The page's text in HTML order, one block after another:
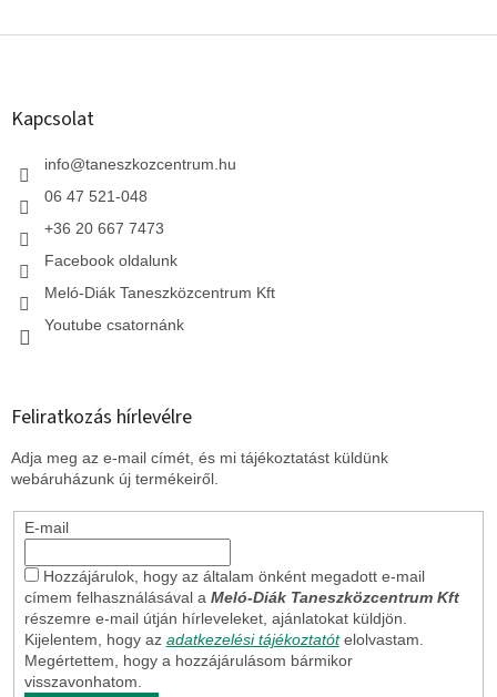
L
Kapcsolat
info@taneszkozcentrum.hu
06 47 521-048
+36 20 667 7473
Facebook oldalunk
Meló-Diák Taneszközcentrum Kft
Youtube csatornánk
Feliratkozás hírlevélre
Adja meg az e-mail címét, és mi tájékoztatást küldünk
webáruházunk új termékeiről.
E-mail
Hozzájárulok, hogy az általam önként megadott e-mail
címem felhasználásával a Meló-Diák Taneszközcentrum Kft
részemre e-mail útján hírleveleket, ajánlatokat küldjön.
Kijelentem, hogy az adatkezelési tájékoztatót elolvastam.
Megértettem, hogy a hozzájárulásom bármikor
visszavonhatom.